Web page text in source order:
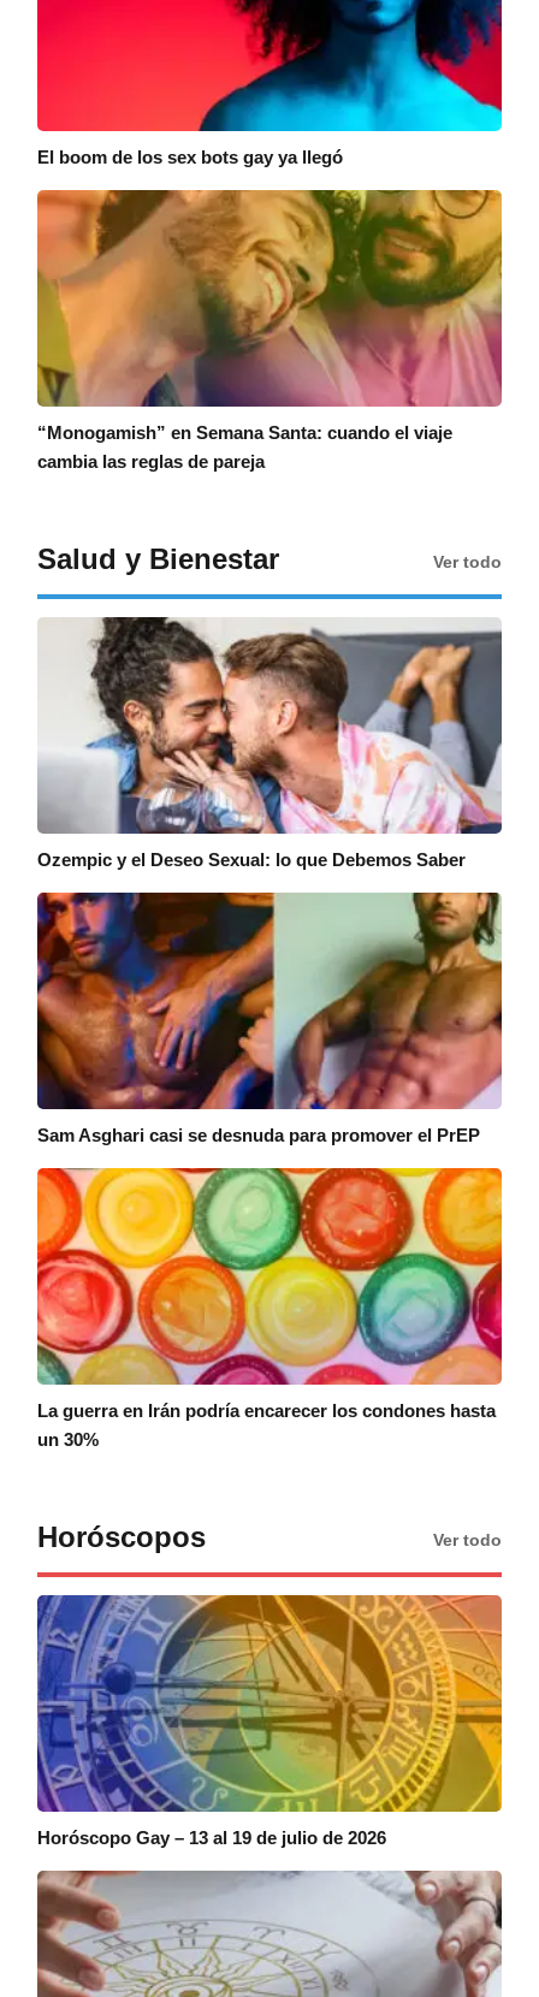
El boom de los sex bots gay ya llegó
“Monogamish” en Semana Santa: cuando el viaje
cambia las reglas de pareja
Salud y Bienestar Ver todo
Ozempic y el Deseo Sexual: lo que Debemos Saber
Sam Asghari casi se desnuda para promover el PrEP
La guerra en Irán podría encarecer los condones hasta
un 30%
Horóscopos Ver todo
Horóscopo Gay – 13 al 19 de julio de 2026